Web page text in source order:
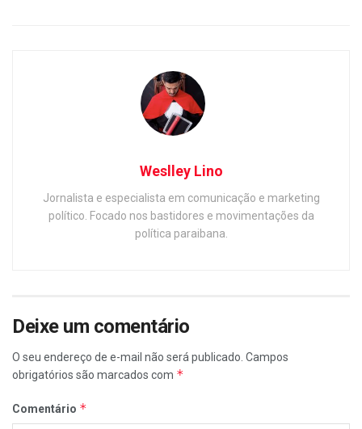
Weslley Lino
Jornalista e especialista em comunicação e marketing
político. Focado nos bastidores e movimentações da
política paraibana.
Deixe um comentário
O seu endereço de e-mail não será publicado. Campos
obrigatórios são marcados com *
Comentário *